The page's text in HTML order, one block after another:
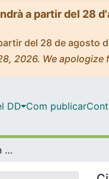
a partir del 28
del 28 de agosto
2026. We apologize
DD Com publicar
Influencia del contraión en las propiedades biológicas de tensioactivos aniónicos derivados de N-alfa, N-epsilon-dioctanoillisina: citotoxicidad y ecotoxicidad "in vitro"